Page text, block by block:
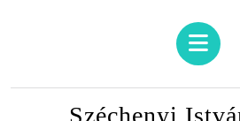
Széchenyi